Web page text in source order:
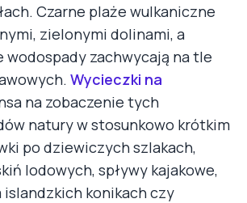
Czarne plaże wulkaniczne
zielonymi dolinami, a
zachwycają na tle
Wycieczki na
na zobaczenie tych
natury w stosunkowo krótkim
po dziewiczych szlakach,
lodowych, spływy kajakowe,
islandzkich konikach czy